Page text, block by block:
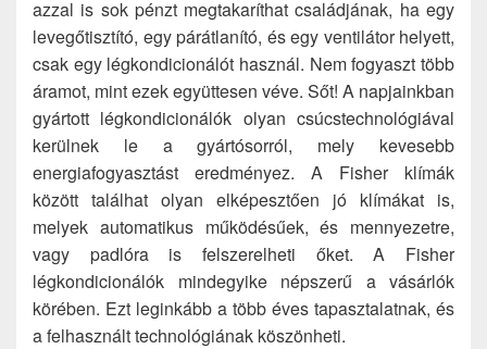
azzal is sok pénzt megtakaríthat családjának, ha egy
levegőtisztító, egy párátlanító, és egy ventilátor helyett,
csak egy légkondicionálót használ. Nem fogyaszt több
áramot, mint ezek együttesen véve. Sőt! A napjainkban
gyártott légkondicionálók olyan csúcstechnológiával
kerülnek le a gyártósorról, mely kevesebb
energiafogyasztást eredményez. A Fisher klímák
között találhat olyan elképesztően jó klímákat is,
melyek automatikus működésűek, és mennyezetre,
vagy padlóra is felszerelheti őket. A Fisher
légkondicionálók mindegyike népszerű a vásárlók
körében. Ezt leginkább a több éves tapasztalatnak, és
a felhasznált technológiának köszönheti.